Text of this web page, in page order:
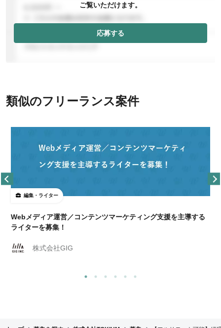
ご覧いただけます。
応募する
類似のフリーランス案件
編集・ライター
Webメディア運営／コンテンツマーケティング支援を主導する
ライターを募集！
株式会社GIG